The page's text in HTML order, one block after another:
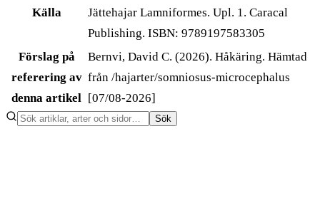
Källa
Jättehajar Lamniformes. Upl. 1. Caracal
Publishing. ISBN: 9789197583305
Förslag på
referering av
denna artikel
Bernvi, David C. (2026). Håkäring. Hämtad
från /hajarter/somniosus-microcephalus
[07/08-2026]
Sök